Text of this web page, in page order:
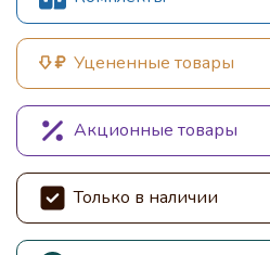
Уцененные товары
Акционные товары
Только в наличии